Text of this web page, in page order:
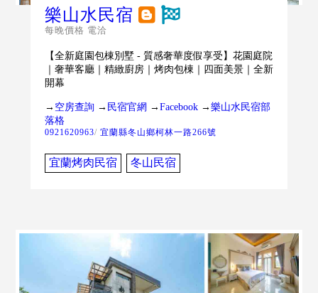
樂山水民宿
每晚價格 電洽
【全新庭園包棟別墅 - 質感奢華度假享受】花園庭院
｜奢華客廳｜精緻廚房｜烤肉包棟｜四面美景｜全新
開幕
→ 空房查詢→ 民宿官網 →Facebook→樂山水民宿部
落格
0921620963/ 宜蘭縣冬山鄉柯林一路266號
宜蘭烤肉民宿 冬山民宿